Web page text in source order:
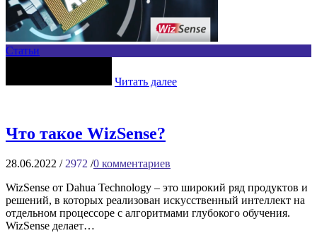
Статьи
Читать далее
Что такое WizSense?
28.06.2022 / 2972 /0 комментариев
WizSense от Dahua Technology – это широкий ряд продуктов и
решений, в которых реализован искусственный интеллект на
отдельном процессоре с алгоритмами глубокого обучения.
WizSense делает…